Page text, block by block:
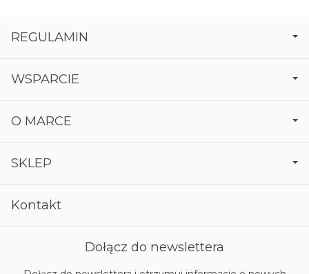
REGULAMIN
WSPARCIE
O MARCE
SKLEP
Kontakt
Dołącz do newslettera